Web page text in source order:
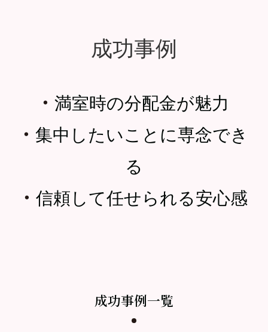
成功事例
・ 満室時の分配金が魅力
・ 集中したいことに専念でき
る
・ 信頼して任せられる安心感
成功事例一覧